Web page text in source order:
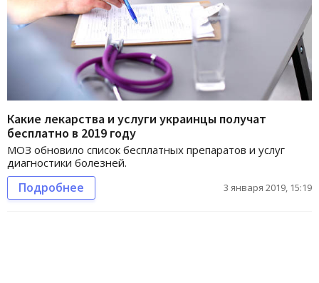
Какие лекарства и услуги украинцы получат
бесплатно в 2019 году
МОЗ обновило список бесплатных препаратов и услуг
диагностики болезней.
Подробнее 3 января 2019, 15:19